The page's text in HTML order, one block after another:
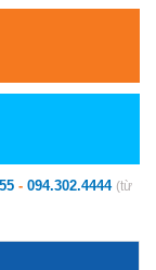
- 094.302.4444 (từ